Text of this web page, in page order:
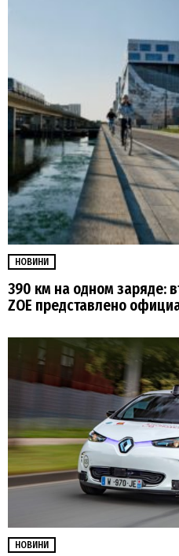
НОВИНИ
390 км на одном заряде:
ZOE представлено
НОВИНИ